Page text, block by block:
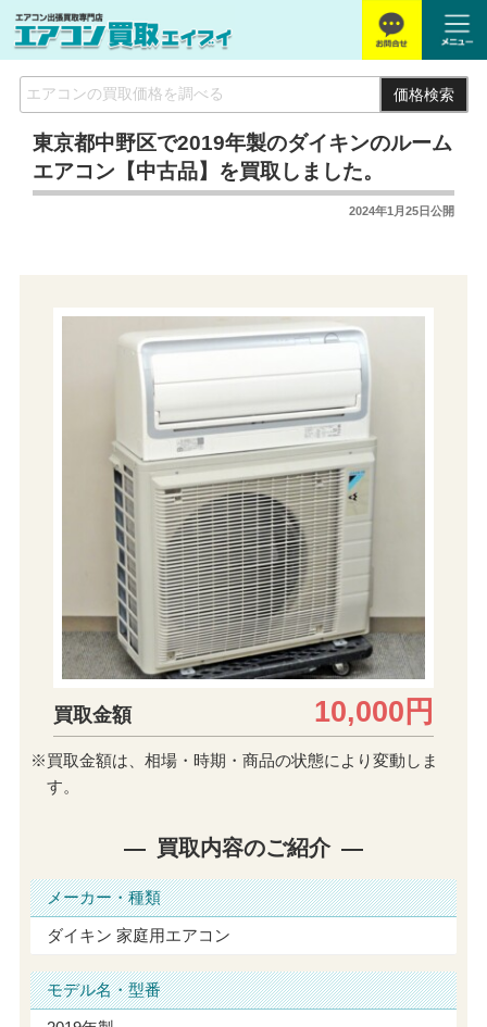
価格検索
東京都中野区で2019年製のダイキンのルーム
エアコン【中古品】を買取しました。
2024年1月25日公開
買取金額 10,000円
※買取金額は、相場・時期・商品の状態により変動しま
す。
買取内容のご紹介
メーカー・種類
ダイキン 家庭用エアコン
モデル名・型番